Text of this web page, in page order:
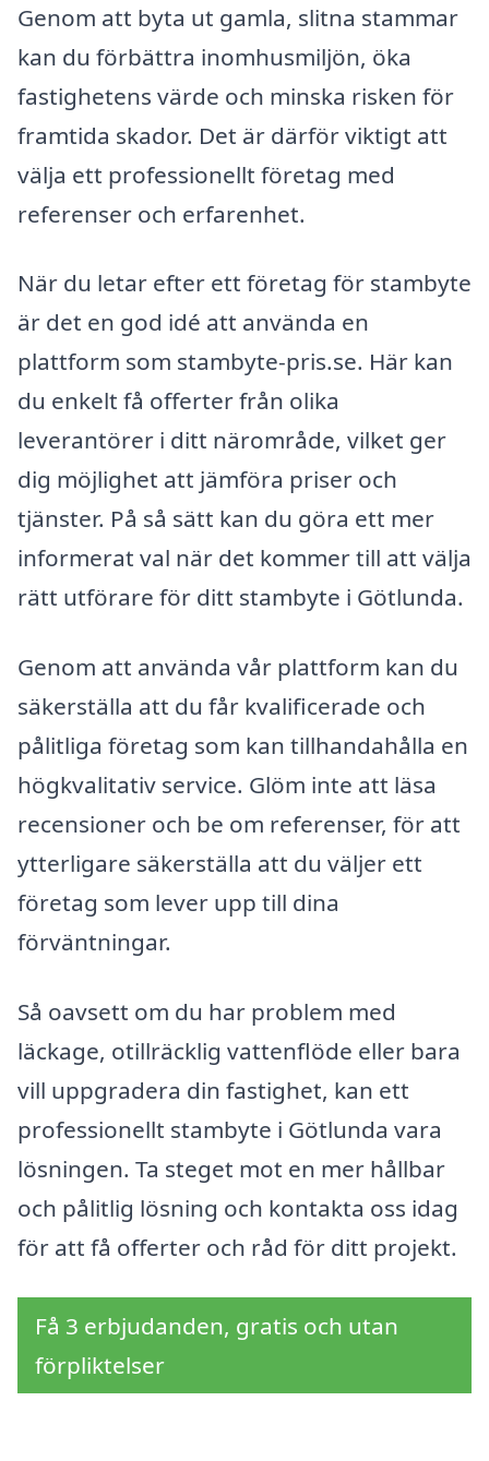
Genom att byta ut gamla, slitna stammar
kan du förbättra inomhusmiljön, öka
fastighetens värde och minska risken för
framtida skador. Det är därför viktigt att
välja ett professionellt företag med
referenser och erfarenhet.
När du letar efter ett företag för stambyte
är det en god idé att använda en
plattform som stambyte-pris.se. Här kan
du enkelt få offerter från olika
leverantörer i ditt närområde, vilket ger
dig möjlighet att jämföra priser och
tjänster. På så sätt kan du göra ett mer
informerat val när det kommer till att välja
rätt utförare för ditt stambyte i Götlunda.
Genom att använda vår plattform kan du
säkerställa att du får kvalificerade och
pålitliga företag som kan tillhandahålla en
högkvalitativ service. Glöm inte att läsa
recensioner och be om referenser, för att
ytterligare säkerställa att du väljer ett
företag som lever upp till dina
förväntningar.
Så oavsett om du har problem med
läckage, otillräcklig vattenflöde eller bara
vill uppgradera din fastighet, kan ett
professionellt stambyte i Götlunda vara
lösningen. Ta steget mot en mer hållbar
och pålitlig lösning och kontakta oss idag
för att få offerter och råd för ditt projekt.
Få 3 erbjudanden, gratis och utan
förpliktelser